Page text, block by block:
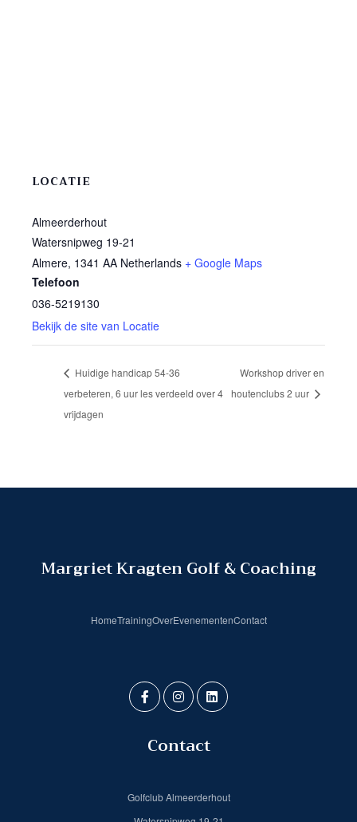
LOCATIE
Almeerderhout
Watersnipweg 19-21
Almere, 1341 AA Netherlands + Google Maps
Telefoon
036-5219130
Bekijk de site van Locatie
Huidige handicap 54-36
verbeteren, 6 uur les verdeeld over 4
vrijdagen
Workshop driver en
houtenclubs 2 uur
Margriet Kragten Golf & Coaching
HomeTrainingOverEvenementenContact
Contact
Golfclub Almeerderhout